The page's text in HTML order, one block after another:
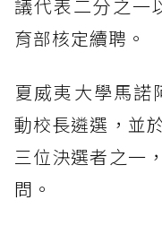
議代表二分之一
育部核定續聘。
夏威夷大學馬諾
動校長遴選，並
三位決選者之一
問。